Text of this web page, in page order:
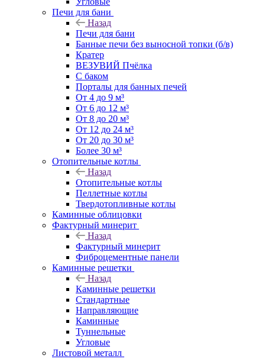
Печи для бани
Назад
Печи для бани
Банные печи без выносной топки (б/в)
Кратер
ВЕЗУВИЙ Пчёлка
С баком
Порталы для банных печей
От 4 до 9 м³
От 6 до 12 м³
От 8 до 20 м³
От 12 до 24 м³
От 20 до 30 м³
Более 30 м³
Отопительные котлы
Назад
Отопительные котлы
Пеллетные котлы
Твердотопливные котлы
Каминные облицовки
Фактурный минерит
Назад
Фактурный минерит
Фиброцементные панели
Каминные решетки
Назад
Каминные решетки
Стандартные
Направляющие
Каминные
Туннельные
Угловые
Листовой металл